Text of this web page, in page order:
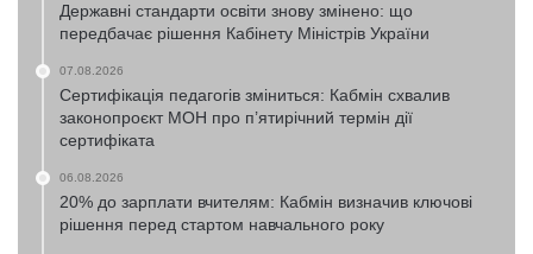
Державні стандарти освіти знову змінено: що
передбачає рішення Кабінету Міністрів України
07.08.2026
Сертифікація педагогів зміниться: Кабмін схвалив
законопроєкт МОН про п’ятирічний термін дії
сертифіката
06.08.2026
20% до зарплати вчителям: Кабмін визначив ключові
рішення перед стартом навчального року